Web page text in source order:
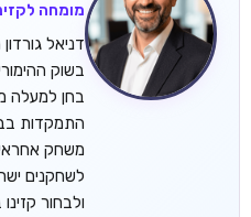
מומחה
דניאל
התמקדות
משחק אחראי.
לשחקנים
ולבחור